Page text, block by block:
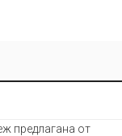
предлагана от